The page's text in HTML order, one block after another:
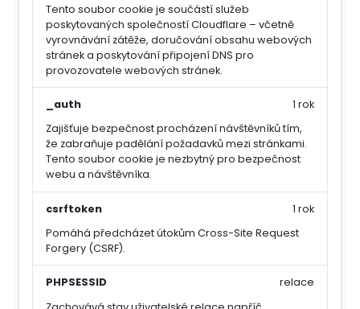
Tento soubor cookie je součástí služeb
poskytovaných společností Cloudflare – včetně
vyrovnávání zátěže, doručování obsahu webových
stránek a poskytování připojení DNS pro
provozovatele webových stránek.
_auth
Zajišťuje bezpečnost procházení návštěvníků tím,
že zabraňuje padělání požadavků mezi stránkami.
Tento soubor cookie je nezbytný pro bezpečnost
webu a návštěvníka.
1 rok
csrftoken
Pomáhá předcházet útokům Cross-Site Request
Forgery (CSRF).
1 rok
PHPSESSID
relace